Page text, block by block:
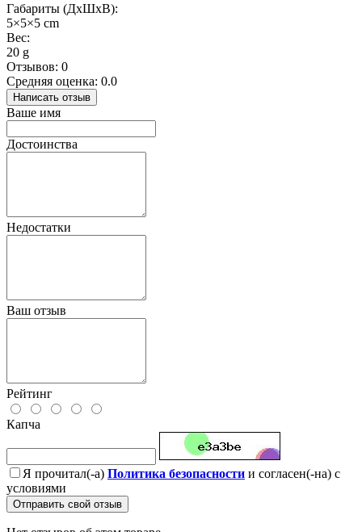
Габариты (ДхШхВ):
5×5×5 cm
Вес:
20 g
Отзывов: 0
Средняя оценка: 0.0
Написать отзыв
Ваше имя
Достоинства
Недостатки
Ваш отзыв
Рейтинг
Капча
Я прочитал(-а) Политика безопасности и согласен(-на) с
условиями
Отправить свой отзыв